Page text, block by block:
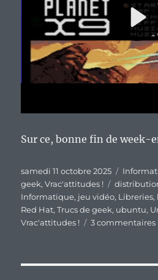
Sur ce, bonne fin de week-
Publié
le
samedi 11 octobre 2025
geek,Vrac'attitudes ! Étiquettes
Informatique, jeu vidéo, Libreries,
Red Hat,Trucs de geek, ubuntu,
Vrac'attitudes !
3 commentaires